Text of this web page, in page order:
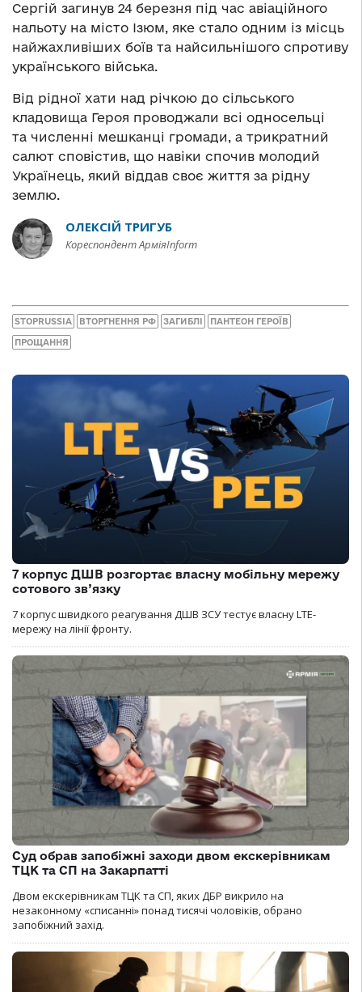
Сергій загинув 24 березня під час авіаційного
нальоту на місто Ізюм, яке стало одним із місць
найжахливіших боїв та найсильнішого спротиву
українського війська.
Від рідної хати над річкою до сільського
кладовища Героя проводжали всі односельці
та численні мешканці громади, а трикратний
салют сповістив, що навіки спочив молодий
Українець, який віддав своє життя за рідну
землю.
ОЛЕКСІЙ ТРИГУБ
Кореспондент АрміяInform
STOPRUSSIA ВТОРГНЕННЯ РФ ЗАГИБЛІ ПАНТЕОН ГЕРОЇВ
ПРОЩАННЯ
7 корпус ДШВ розгортає власну мобільну мережу
сотового зв’язку
7 корпус швидкого реагування ДШВ ЗСУ тестує власну LTE-
мережу на лінії фронту.
Суд обрав запобіжні заходи двом екскерівникам
ТЦК та СП на Закарпатті
Двом екскерівникам ТЦК та СП, яких ДБР викрило на
незаконному «списанні» понад тисячі чоловіків, обрано
запобіжний захід.